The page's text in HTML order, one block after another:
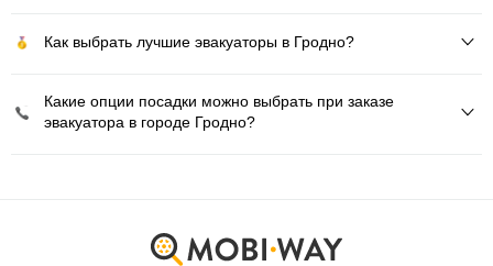
Как выбрать лучшие эвакуаторы в Гродно?
Какие опции посадки можно выбрать при заказе
эвакуатора в городе Гродно?